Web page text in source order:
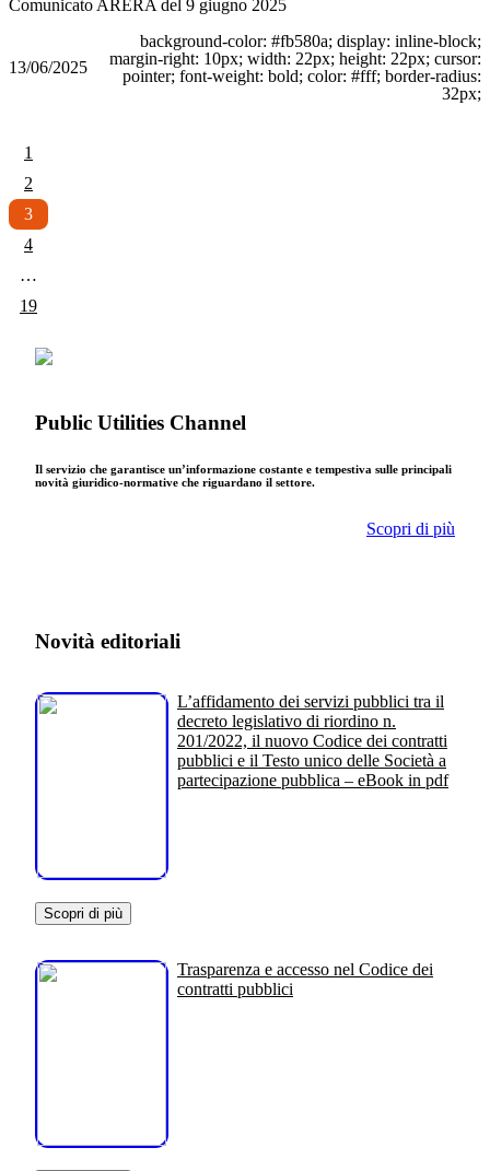
Comunicato ARERA del 9 giugno 2025
13/06/2025
background-color: #fb580a; display: inline-block;
margin-right: 10px; width: 22px; height: 22px; cursor:
pointer; font-weight: bold; color: #fff; border-radius:
32px;
1
2
3
4
…
19
Public Utilities Channel
Il servizio che garantisce un’informazione costante e tempestiva sulle principali
novità giuridico-normative che riguardano il settore.
Scopri di più
Novità editoriali
L’affidamento dei servizi pubblici tra il
decreto legislativo di riordino n.
201/2022, il nuovo Codice dei contratti
pubblici e il Testo unico delle Società a
partecipazione pubblica – eBook in pdf
Scopri di più
Trasparenza e accesso nel Codice dei
contratti pubblici